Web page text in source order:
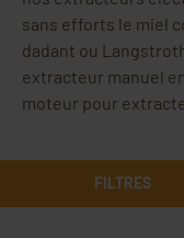
sans efforts le miel
dadant ou
extracteur manuel
moteur pour
FILTRES